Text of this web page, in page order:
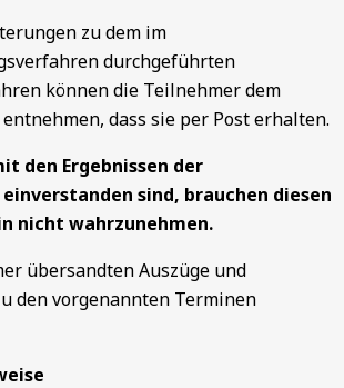
zu dem im
durchgeführten
können die Teilnehmer dem
dass sie per Post erhalten.
it den Ergebnissen der
sind, brauchen diesen
nicht wahrzunehmen.
übersandten Auszüge und
den vorgenannten Terminen